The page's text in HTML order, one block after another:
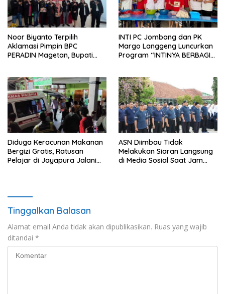
Noor Biyanto Terpilih
Aklamasi Pimpin BPC
PERADIN Magetan, Bupati
INTI PC Jombang dan PK
Margo Langgeng Luncurkan
Program “INTINYA BERBAGI”,
Diduga Keracunan Makanan
Bergizi Gratis, Ratusan
Pelajar di Jayapura Jalani
ASN Diimbau Tidak
Melakukan Siaran Langsung
di Media Sosial Saat Jam
Tinggalkan Balasan
Alamat email Anda tidak akan dipublikasikan. Ruas yang wajib
ditandai *